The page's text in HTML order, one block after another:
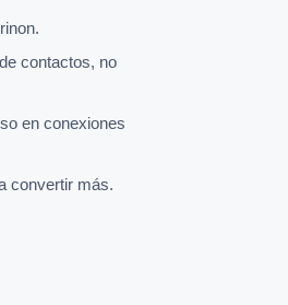
contactos, no
en conexiones
convertir más.